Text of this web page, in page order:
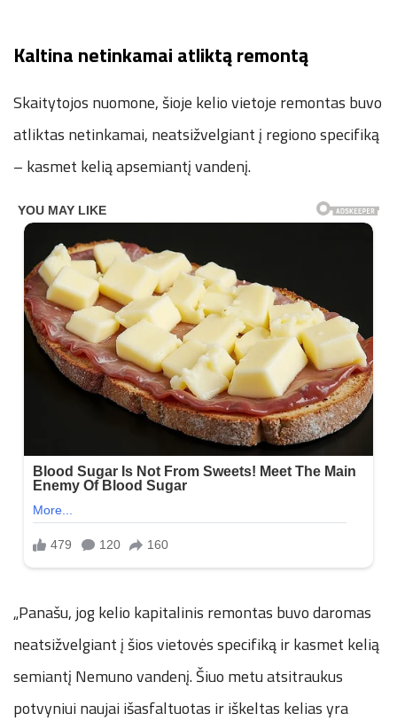
Kaltina netinkamai atliktą remontą
Skaitytojos nuomone, šioje kelio vietoje remontas buvo
atliktas netinkamai, neatsižvelgiant į regiono specifiką
– kasmet kelią apsemiantį vandenį.
„Panašu, jog kelio kapitalinis remontas buvo daromas
neatsižvelgiant į šios vietovės specifiką ir kasmet kelią
semiantį Nemuno vandenį. Šiuo metu atsitraukus
potvyniui naujai išasfaltuotas ir iškeltas kelias yra